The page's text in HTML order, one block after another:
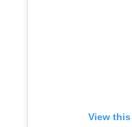
View